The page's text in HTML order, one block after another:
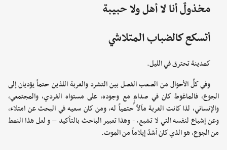
مخذولٌ أنا لا أهل ولا حبيبة
أتسكع كالضباب المتلاشي
كمدينة تحترق في الليل.
وفي كلِّ الأحوال من الصعب الفصل بين التشرد والغربة اللذين حتماً يؤديان إلى
الجوع، فالماغوط كان في صدامٍ مع وجوده، على مستواه الفردي، والمجتمعي،
والإنساني، لذا كانت الغربة مآلاً حتمياً له، ومن كان سعيه في البحث عن امتلاء،
وعن إشباع لنفسه التي لا تشبع، - وهذا تعبير الباحث بالتأكيد – و لعل هذا النمط
من الجوع، هو الذي كان أشدّ إيلاماً من الموت.